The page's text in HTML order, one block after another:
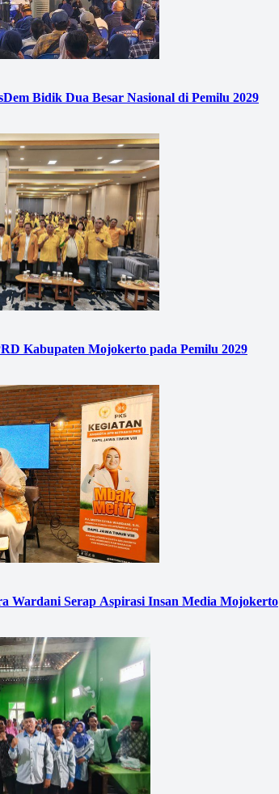
Bidik Dua Besar Nasional di Pemilu 2029
Kabupaten Mojokerto pada Pemilu 2029
Wardani Serap Aspirasi Insan Media Mojokerto